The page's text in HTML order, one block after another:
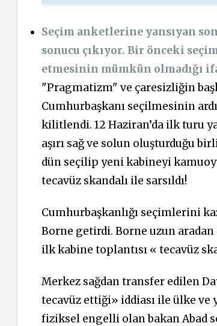
Seçim anketlerine yansıyan
sonucu çıkıyor. Bir önceki
etmesinin mümkün olmadığı
"Pragmatizm" ve çaresizliğin
Cumhurbaşkanı seçilmesinin
kilitlendi. 12 Haziran’da ilk turu
aşırı sağ ve solun oluşturduğu
dün seçilip yeni kabineyi
tecavüz skandalı ile sarsıldı!
Cumhurbaşkanlığı seçimlerini
Borne getirdi. Borne uzun
ilk kabine toplantısı « tecavüz
Merkez sağdan transfer edilen
tecavüz ettiği» iddiası ile ülke ve
fiziksel engelli olan bakan Abad